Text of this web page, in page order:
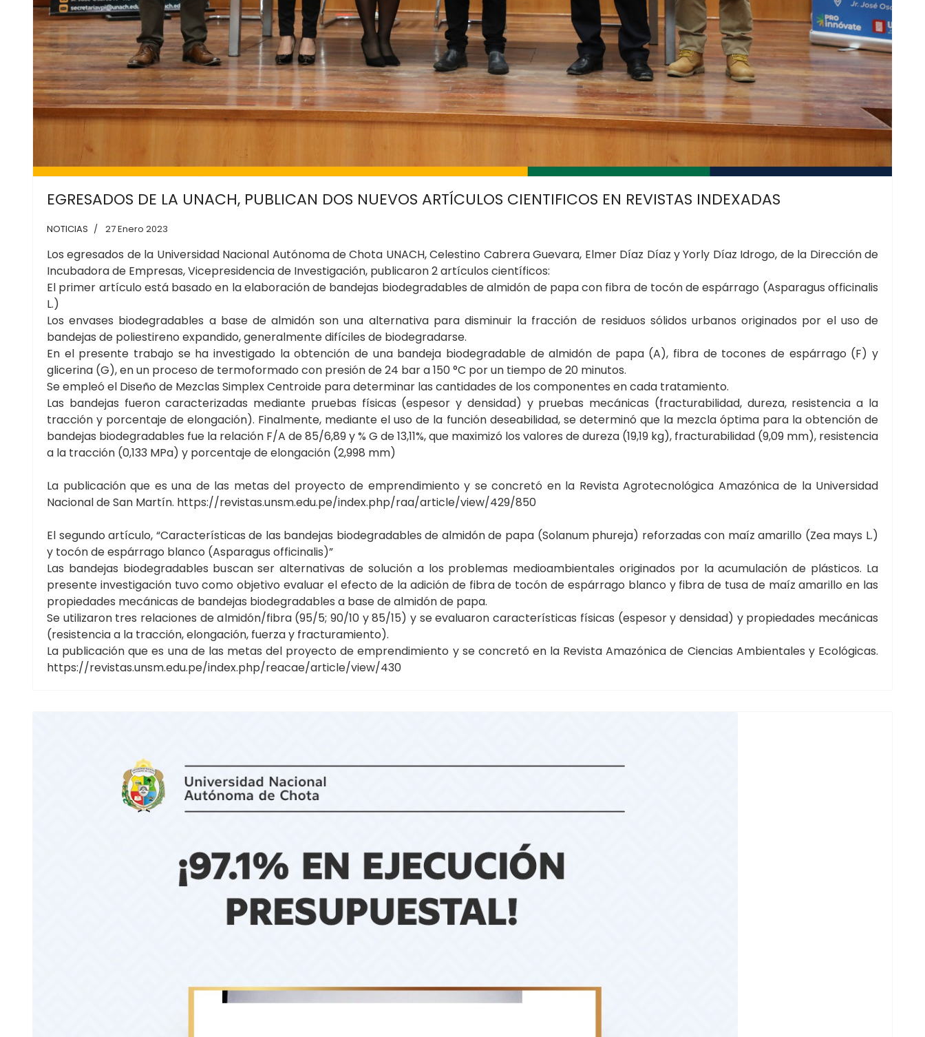
EGRESADOS DE LA UNACH, PUBLICAN DOS NUEVOS ARTÍCULOS CIENTIFICOS EN REVISTAS INDEXADAS
NOTICIAS 27 Enero 2023
Los egresados de la Universidad Nacional Autónoma de Chota UNACH, Celestino Cabrera Guevara, Elmer Díaz Díaz y Yorly Díaz Idrogo, de la Dirección de
Incubadora de Empresas, Vicepresidencia de Investigación, publicaron 2 artículos científicos:
El primer artículo está basado en la elaboración de bandejas biodegradables de almidón de papa con fibra de tocón de espárrago (Asparagus officinalis
L.)
Los envases biodegradables a base de almidón son una alternativa para disminuir la fracción de residuos sólidos urbanos originados por el uso de
bandejas de poliestireno expandido, generalmente difíciles de biodegradarse.
En el presente trabajo se ha investigado la obtención de una bandeja biodegradable de almidón de papa (A), fibra de tocones de espárrago (F) y
glicerina (G), en un proceso de termoformado con presión de 24 bar a 150 °C por un tiempo de 20 minutos.
Se empleó el Diseño de Mezclas Simplex Centroide para determinar las cantidades de los componentes en cada tratamiento.
Las bandejas fueron caracterizadas mediante pruebas físicas (espesor y densidad) y pruebas mecánicas (fracturabilidad, dureza, resistencia a la
tracción y porcentaje de elongación). Finalmente, mediante el uso de la función deseabilidad, se determinó que la mezcla óptima para la obtención de
bandejas biodegradables fue la relación F/A de 85/6,89 y % G de 13,11%, que maximizó los valores de dureza (19,19 kg), fracturabilidad (9,09 mm), resistencia
a la tracción (0,133 MPa) y porcentaje de elongación (2,998 mm)
La publicación que es una de las metas del proyecto de emprendimiento y se concretó en la Revista Agrotecnológica Amazónica de la Universidad
Nacional de San Martín. https://revistas.unsm.edu.pe/index.php/raa/article/view/429/850
El segundo artículo, “Características de las bandejas biodegradables de almidón de papa (Solanum phureja) reforzadas con maíz amarillo (Zea mays L.)
y tocón de espárrago blanco (Asparagus officinalis)”
Las bandejas biodegradables buscan ser alternativas de solución a los problemas medioambientales originados por la acumulación de plásticos. La
presente investigación tuvo como objetivo evaluar el efecto de la adición de fibra de tocón de espárrago blanco y fibra de tusa de maíz amarillo en las
propiedades mecánicas de bandejas biodegradables a base de almidón de papa.
Se utilizaron tres relaciones de almidón/fibra (95/5; 90/10 y 85/15) y se evaluaron características físicas (espesor y densidad) y propiedades mecánicas
(resistencia a la tracción, elongación, fuerza y fracturamiento).
La publicación que es una de las metas del proyecto de emprendimiento y se concretó en la Revista Amazónica de Ciencias Ambientales y Ecológicas.
https://revistas.unsm.edu.pe/index.php/reacae/article/view/430